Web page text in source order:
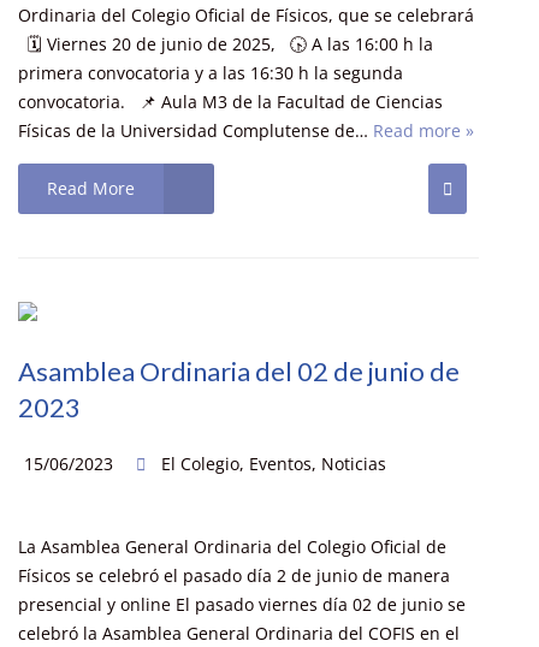
Ordinaria del Colegio Oficial de Físicos, que se celebrará
🗓️ Viernes 20 de junio de 2025, 🕟 A las 16:00 h la
primera convocatoria y a las 16:30 h la segunda
convocatoria. 📌 Aula M3 de la Facultad de Ciencias
Físicas de la Universidad Complutense de… Read more »
Read More
Asamblea Ordinaria del 02 de junio de
2023
15/06/2023 El Colegio, Eventos, Noticias
La Asamblea General Ordinaria del Colegio Oficial de
Físicos se celebró el pasado día 2 de junio de manera
presencial y online El pasado viernes día 02 de junio se
celebró la Asamblea General Ordinaria del COFIS en el